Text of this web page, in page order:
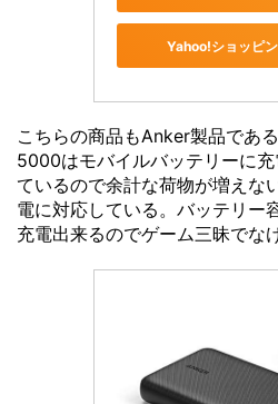
Yahoo!ショッピ
こちらの商品もAnker製品であ
5000はモバイルバッテリーに
ているので余計な荷物が増えな
電に対応している。バッテリー
充電出来るのでゲーム三昧でな